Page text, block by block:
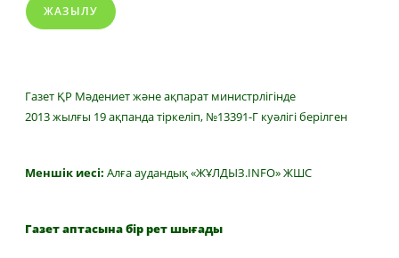
ЖАЗЫЛУ
Газет ҚР Мәдениет және ақпарат министрлігінде
2013 жылғы 19 ақпанда тіркеліп, №13391-Г куәлігі берілген
Меншік иесі: Алға аудандық «ЖҰЛДЫЗ.INFO» ЖШС
Газет аптасына бір рет шығады